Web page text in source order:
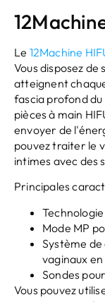
Le 12Machine
Vous disposez
atteignent
fascia profond du
pièces à main
envoyer de
pouvez traiter le
intimes avec des
Principales
Mode MP
Système
vaginaux
Sondes
Vous pouvez